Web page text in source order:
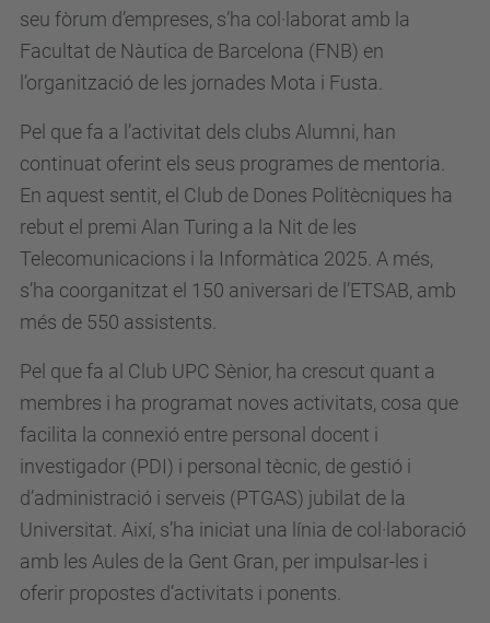
seu fòrum d’empreses, s’ha col·laborat amb la
Facultat de Nàutica de Barcelona (FNB) en
l’organització de les jornades Mota i Fusta.
Pel que fa a l’activitat dels clubs Alumni, han
continuat oferint els seus programes de mentoria.
En aquest sentit, el Club de Dones Politècniques ha
rebut el premi Alan Turing a la Nit de les
Telecomunicacions i la Informàtica 2025. A més,
s’ha coorganitzat el 150 aniversari de l’ETSAB, amb
més de 550 assistents.
Pel que fa al Club UPC Sènior, ha crescut quant a
membres i ha programat noves activitats, cosa que
facilita la connexió entre personal docent i
investigador (PDI) i personal tècnic, de gestió i
d’administració i serveis (PTGAS) jubilat de la
Universitat. Així, s’ha iniciat una línia de col·laboració
amb les Aules de la Gent Gran, per impulsar-les i
oferir propostes d’activitats i ponents.